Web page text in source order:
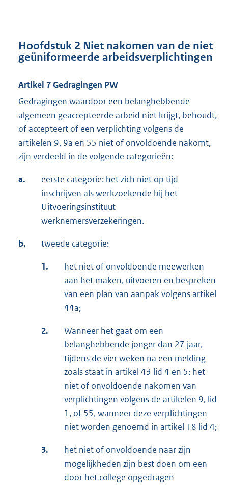
Hoofdstuk 2 Niet nakomen van de niet
geüniformeerde arbeidsverplichtingen
Artikel 7Gedragingen PW
Gedragingen waardoor een belanghebbende
algemeen geaccepteerde arbeid niet krijgt, behoudt,
of accepteert of een verplichting volgens de
artikelen 9, 9a en 55 niet of onvoldoende nakomt,
zijn verdeeld in de volgende categorieën:
a.
eerste categorie: het zich niet op tijd
inschrijven als werkzoekende bij het
Uitvoeringsinstituut
werknemersverzekeringen.
b. tweede categorie:
1.
het niet of onvoldoende meewerken
aan het maken, uitvoeren en bespreken
van een plan van aanpak volgens artikel
44a;
2.
Wanneer het gaat om een
belanghebbende jonger dan 27 jaar,
tijdens de vier weken na een melding
zoals staat in artikel 43 lid 4 en 5: het
niet of onvoldoende nakomen van
verplichtingen volgens de artikelen 9, lid
1, of 55, wanneer deze verplichtingen
niet worden genoemd in artikel 18 lid 4;
3.
het niet of onvoldoende naar zijn
mogelijkheden zijn best doen om een
door het college opgedragen